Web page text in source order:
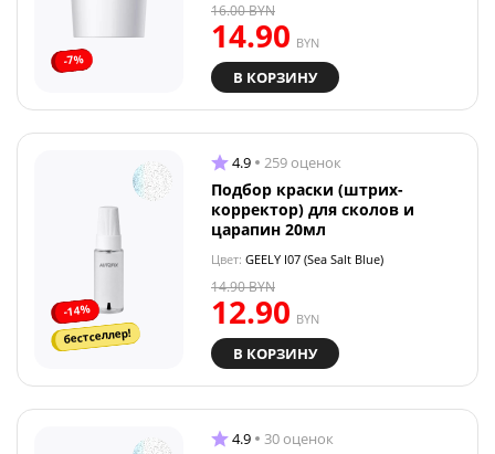
-7%
14.90 BYN
16.00BYN
В КОРЗИНУ
-14%
бестселлер!
4.9 259 оценок
Подбор краски (штрих-
корректор) для сколов и
царапин 20мл
Цвет: GEELY I07 (Sea Salt Blue)
12.90 BYN
14.90BYN
В КОРЗИНУ
4.9 30 оценок